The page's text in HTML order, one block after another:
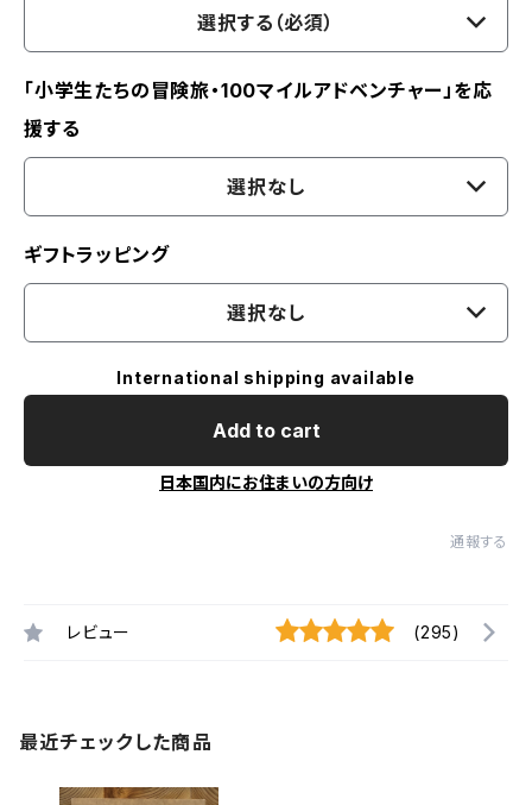
選択する（必須）
「小学生たちの冒険旅・100マイルアドベンチャー」を応
援する
選択なし
ギフトラッピング
選択なし
International shipping available
Add to cart
日本国内にお住まいの方向け
通報する
レビュー (295)
最近チェックした商品